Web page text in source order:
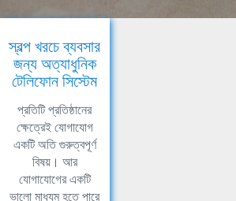
স্বল্প খরচে ব্যবসার
জন্য অত্যাধুনিক
টেলিফোন সিস্টেম
প্রতিটি প্রতিষ্ঠানের
ক্ষেত্রেই যোগাযোগ
একটি অতি গুরুত্বপূর্ণ
বিষয়। আর
যোগাযোগের একটি
ভালো মাধ্যম হতে পারে